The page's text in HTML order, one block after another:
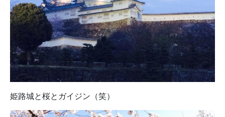
姫路城と桜とガイジン（笑）